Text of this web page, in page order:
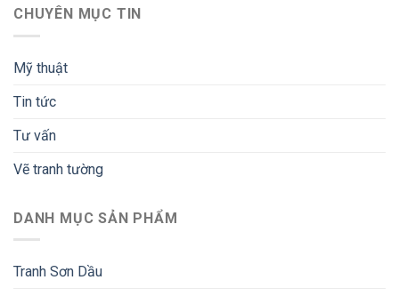
CHUYÊN MỤC TIN
Mỹ thuật
Tin tức
Tư vấn
Vẽ tranh tường
DANH MỤC SẢN PHẨM
Tranh Sơn Dầu